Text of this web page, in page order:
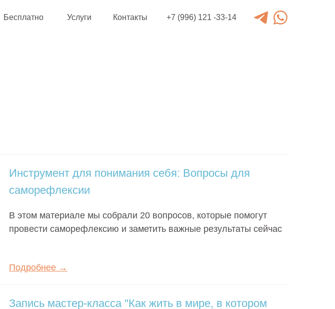
+7 (996) 121 -33-14
Контакты
Услуги
Бесплатно
Инструмент для понимания себя: Вопросы для
саморефлексии
В этом материале мы собрали 20 вопросов, которые помогут
провести саморефлексию и заметить важные результаты сейчас
Подробнее →
Запись мастер-класса "Как жить в мире, в котором